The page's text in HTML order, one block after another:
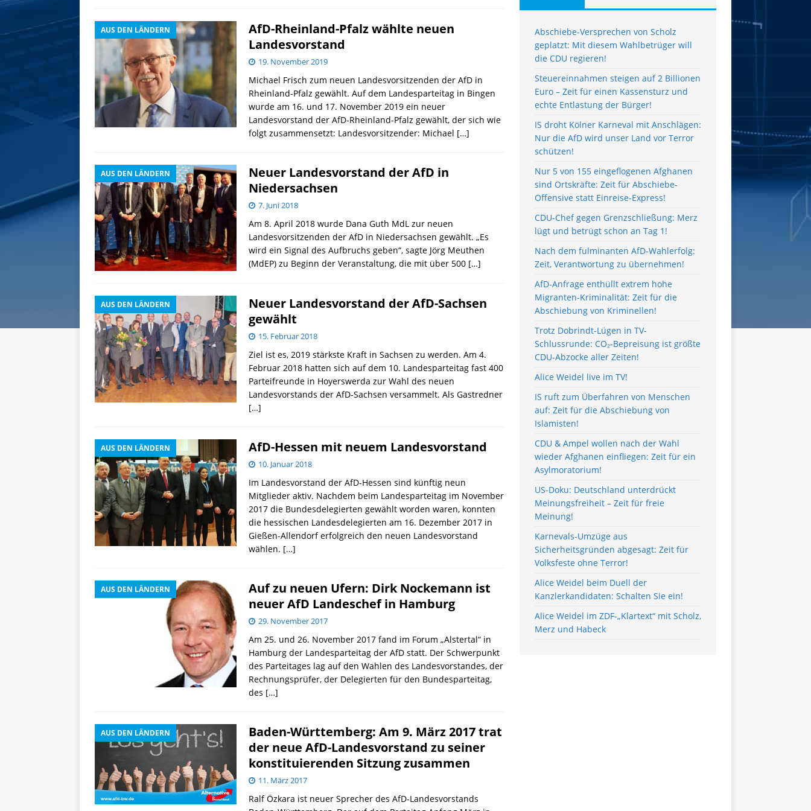
AUS DEN LÄNDERN
AfD-Rheinland-Pfalz wählte neuen
Landesvorstand
19. November 2019
Michael Frisch zum neuen Landesvorsitzenden der AfD in
Rheinland-Pfalz gewählt. Auf dem Landesparteitag in Bingen
wurde am 16. und 17. November 2019 ein neuer
Landesvorstand der AfD-Rheinland-Pfalz gewählt, der sich wie
folgt zusammensetzt: Landesvorsitzender: Michael […]
AUS DEN LÄNDERN
Neuer Landesvorstand der AfD in
Niedersachsen
7. Juni 2018
Am 8. April 2018 wurde Dana Guth MdL zur neuen
Landesvorsitzenden der AfD in Niedersachsen gewählt. „Es
wird ein Signal des Aufbruchs geben“, sagte Jörg Meuthen
(MdEP) zu Beginn der Veranstaltung, die mit über 500 […]
AUS DEN LÄNDERN
Neuer Landesvorstand der AfD-Sachsen
gewählt
15. Februar 2018
Ziel ist es, 2019 stärkste Kraft in Sachsen zu werden. Am 4.
Februar 2018 hatten sich auf dem 10. Landesparteitag fast 400
Parteifreunde in Hoyerswerda zur Wahl des neuen
Landesvorstands der AfD-Sachsen versammelt. Als Gastredner
[…]
AUS DEN LÄNDERN AfD-Hessen mit neuem Landesvorstand
10. Januar 2018
Im Landesvorstand der AfD-Hessen sind künftig neun
Mitglieder aktiv. Nachdem beim Landesparteitag im November
2017 die Bundesdelegierten gewählt worden waren, konnten
die hessischen Landesdelegierten am 16. Dezember 2017 in
Gießen-Allendorf erfolgreich den neuen Landesvorstand
wählen. […]
AUS DEN LÄNDERN
Auf zu neuen Ufern: Dirk Nockemann ist
neuer AfD Landeschef in Hamburg
29. November 2017
Am 25. und 26. November 2017 fand im Forum „Alstertal“ in
Hamburg der Landesparteitag der AfD statt. Der Schwerpunkt
des Parteitages lag auf den Wahlen des Landesvorstandes, der
Rechnungsprüfer, der Delegierten für den Bundesparteitag,
des […]
AUS DEN LÄNDERN
Baden-Württemberg: Am 9. März 2017 trat
der neue AfD-Landesvorstand zu seiner
konstituierenden Sitzung zusammen
11. März 2017
Ralf Özkara ist neuer Sprecher des AfD-Landesvorstands
Abschiebe-Versprechen von Scholz
geplatzt: Mit diesem Wahlbetrüger will
die CDU regieren!
Steuereinnahmen steigen auf 2 Billionen
Euro – Zeit für einen Kassensturz und
echte Entlastung der Bürger!
IS droht Kölner Karneval mit Anschlägen:
Nur die AfD wird unser Land vor Terror
schützen!
Nur 5 von 155 eingeflogenen Afghanen
sind Ortskräfte: Zeit für Abschiebe-
Offensive statt Einreise-Express!
CDU-Chef gegen Grenzschließung: Merz
lügt und betrügt schon an Tag 1!
Nach dem fulminanten AfD-Wahlerfolg:
Zeit, Verantwortung zu übernehmen!
AfD-Anfrage enthüllt extrem hohe
Migranten-Kriminalität: Zeit für die
Abschiebung von Kriminellen!
Trotz Dobrindt-Lügen in TV-
Schlussrunde: CO₂-Bepreisung ist größte
CDU-Abzocke aller Zeiten!
Alice Weidel live im TV!
IS ruft zum Überfahren von Menschen
auf: Zeit für die Abschiebung von
Islamisten!
CDU & Ampel wollen nach der Wahl
wieder Afghanen einfliegen: Zeit für ein
Asylmoratorium!
US-Doku: Deutschland unterdrückt
Meinungsfreiheit – Zeit für freie
Meinung!
Karnevals-Umzüge aus
Sicherheitsgründen abgesagt: Zeit für
Volksfeste ohne Terror!
Alice Weidel beim Duell der
Kanzlerkandidaten: Schalten Sie ein!
Alice Weidel im ZDF-„Klartext“ mit Scholz,
Merz und Habeck